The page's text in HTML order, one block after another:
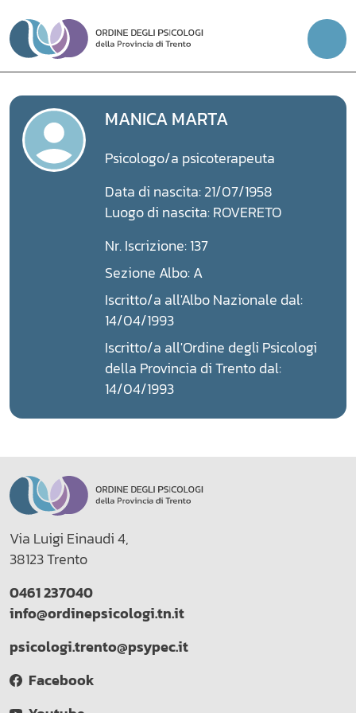
Vai
MANICA MARTA
Psicologo/a psicoterapeuta
Data di nascita: 21/07/1958
Luogo di nascita: ROVERETO
Nr. Iscrizione: 137
Sezione Albo: A
Iscritto/a all'Albo Nazionale dal:
14/04/1993
Iscritto/a all'Ordine degli Psicologi
della Provincia di Trento dal:
14/04/1993
Via Luigi Einaudi 4,
38123 Trento
0461 237040
info@ordinepsicologi.tn.it
psicologi.trento@psypec.it
Facebook